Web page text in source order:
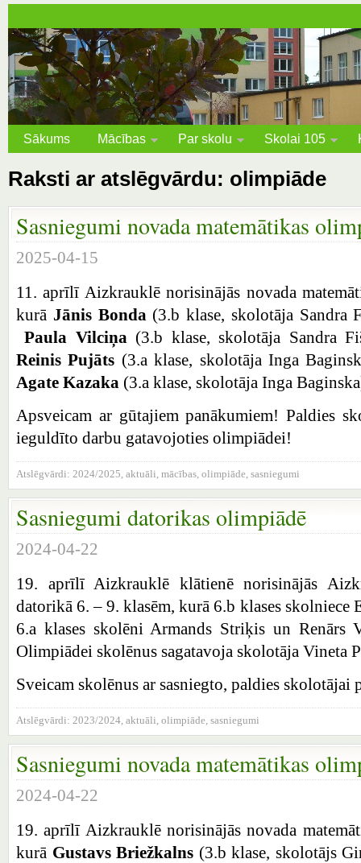
Sākums Mācības Par skolu Skolai 105
Raksti ar atslēgvārdu: olimpiāde
Sasniegumi novada matemātikas
2025-04-15
11. aprīlī Aizkrauklē norisinājās novada
kurā Jānis Bonda(3.b klase, skolotāja Sandra
Paula Vilciņa(3.b klase, skolotāja Sandra
Reinis Pujāts (3.a klase, skolotāja Inga
Agate Kazaka (3.a klase, skolotāja Inga
Apsveicam ar gūtajiem panākumiem! Paldies
ieguldīto darbu gatavojoties olimpiādei!
Atslēgvārdi: 2024/2025 aktuāli mācības olimpiāde sasniegumi
Sasniegumi datorikas olimpiādē
2024-04-22
19. aprīlī Aizkrauklē klātienē norisinājās
datorikā 6. – 9. klasēm, kurā 6.b klases skolniece
6.a klases skolēni Armands Striķis un Renārs
Olimpiādei skolēnus sagatavoja skolotāja Vineta
Sveicam skolēnus ar sasniegto, paldies
Atslēgvārdi: 2023/2024 aktuāli olimpiāde sasniegumi
Sasniegumi novada matemātikas
2024-04-22
19. aprīlī Aizkrauklē norisinājās novada
kurā Gustavs Briežkalns (3.b klase, skolotājs